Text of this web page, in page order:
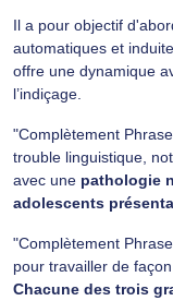
Il a pour objectif
automatiques et
offre une dynamique
l’indiçage.
"Complètement
trouble linguistique,
avec une pathologie
adolescents
"Complètement
pour travailler de
Chacune des trois